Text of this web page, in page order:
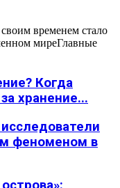
временем стало
миреГлавные
Когда
хранение...
феноменом в